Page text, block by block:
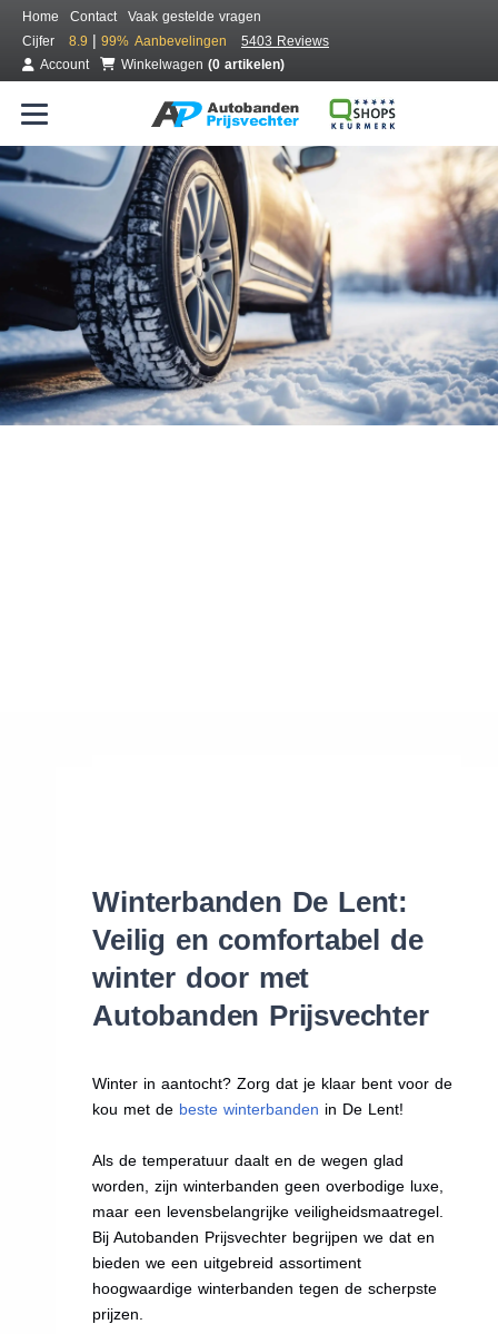
Home Contact
Vaak gestelde vragen
Cijfer
8.9 | 99% Aanbevelingen
5403 Reviews
Account
Winkelwagen (0 artikelen)
Bestel voordelig winterbanden
Gratis bezorgd of montage bij jou in de buurt
Seizoen:
Merken:
Winterbanden De Lent:
Veilig en comfortabel de
winter door met
Autobanden Prijsvechter
Winter in aantocht? Zorg dat je klaar bent voor de
kou met de beste winterbanden in De Lent!
Als de temperatuur daalt en de wegen glad
worden, zijn winterbanden geen overbodige luxe,
maar een levensbelangrijke veiligheidsmaatregel.
Bij Autobanden Prijsvechter begrijpen we dat en
bieden we een uitgebreid assortiment
hoogwaardige winterbanden tegen de scherpste
prijzen.